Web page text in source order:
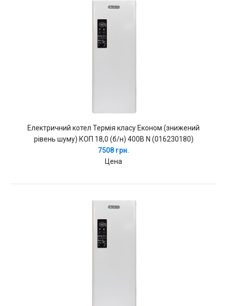
Електричний котел Термія класу Економ (знижений
рівень шуму) КОП 18,0 (б/н) 400В N (016230180)
7508 грн.
Цена